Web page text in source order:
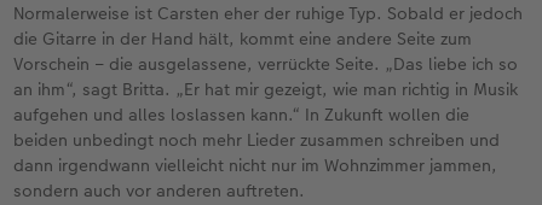
Normalerweise ist Carsten eher der ruhige Typ. Sobald er jedoch
die Gitarre in der Hand hält, kommt eine andere Seite zum
Vorschein – die ausgelassene, verrückte Seite. „Das liebe ich so
an ihm“, sagt Britta. „Er hat mir gezeigt, wie man richtig in Musik
aufgehen und alles loslassen kann.“ In Zukunft wollen die
beiden unbedingt noch mehr Lieder zusammen schreiben und
dann irgendwann vielleicht nicht nur im Wohnzimmer jammen,
sondern auch vor anderen auftreten.